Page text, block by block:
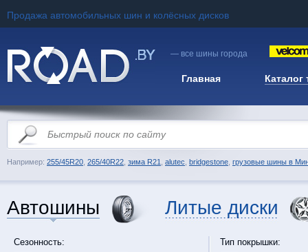
Продажа автомобильных шин и колёсных дисков
— все шины города
Главная Каталог
Например: 255/45R20 265/40R22 зима R21 alutec bridgestone грузовые шины в
Автошины Литые диски
Сезонность:
Тип покрышки: